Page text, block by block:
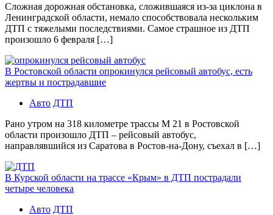
Сложная дорожная обстановка, сложившаяся из-за циклона в
Ленинградской области, немало способствовала нескольким
ДТП с тяжелыми последствиями. Самое страшное из ДТП
произошло 6 февраля […]
В Ростовской области опрокинулся рейсовый автобус, есть
жертвы и пострадавшие
Авто ДТП
Рано утром на 318 километре трассы М 21 в Ростовской
области произошло ДТП – рейсовый автобус,
направлявшийся из Саратова в Ростов-на-Дону, съехал в […]
В Курской области на трассе «Крым» в ДТП пострадали
четыре человека
Авто ДТП